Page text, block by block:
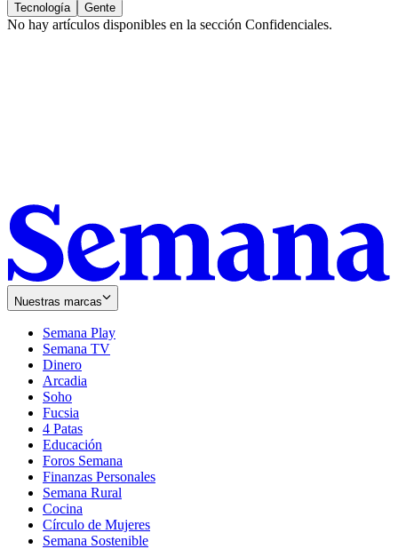
Tecnología
Gente
No hay artículos disponibles en la sección Confidenciales.
Nuestras marcas
Semana Play
Semana TV
Dinero
Arcadia
Soho
in
new
window
Fucsia
in
new
window
4 Patas
Educación
Foros Semana
Finanzas Personales
Semana Rural
Cocina
Círculo de Mujeres
Semana Sostenible